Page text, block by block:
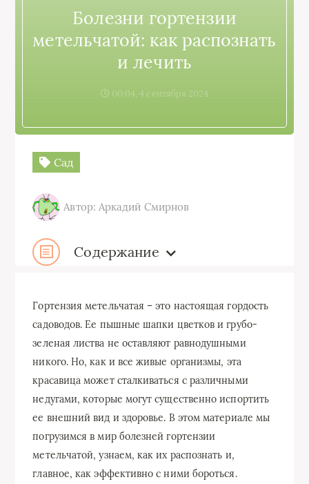
Болезни гортензии
метельчатой: как распознать
и лечить
00:04, 4 сентября 2024
Сад
Автор: Аркадий Смирнов
Содержание
Гортензия метельчатая – это настоящая гордость
садоводов. Ее пышные шапки цветков и грубо-
зеленая листва не оставляют равнодушными
никого. Но, как и все живые организмы, эта
красавица может сталкиваться с различными
недугами, которые могут существенно испортить
ее внешний вид и здоровье. В этом материале мы
погрузимся в мир болезней гортензии
метельчатой, узнаем, как их распознать и,
главное, как эффективно с ними бороться.